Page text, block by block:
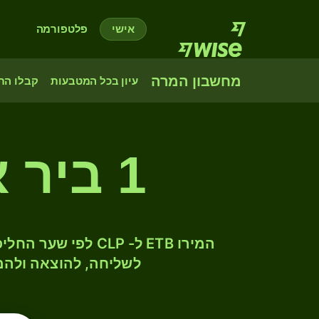
אישי פלטפורמה
מחשבון המרה עיון בכל המטבעות קבלו
1 ביר אתיופי לפסו צ'יליאני
לשליחה, להוצאה